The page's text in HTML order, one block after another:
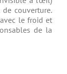
couverture.
le froid et
de la